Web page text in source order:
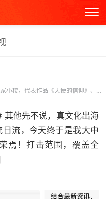
表作品《天使的信仰》、《为安格的雪样年华》等
他先不说，真文化出海
流，今天终于是我大中
焉！打击范围，覆盖全